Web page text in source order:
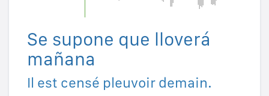
Se supone que lloverá
mañana
Il est censé pleuvoir demain.